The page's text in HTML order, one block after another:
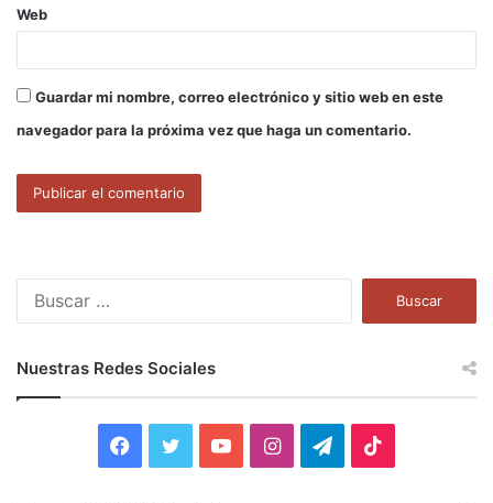
Web
Guardar mi nombre, correo electrónico y sitio web en este
navegador para la próxima vez que haga un comentario.
:
Nuestras Redes Sociales
I